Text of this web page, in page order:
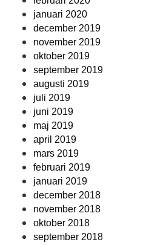
januari 2020
december 2019
november 2019
oktober 2019
september 2019
augusti 2019
juli 2019
juni 2019
maj 2019
april 2019
mars 2019
februari 2019
januari 2019
december 2018
november 2018
oktober 2018
september 2018